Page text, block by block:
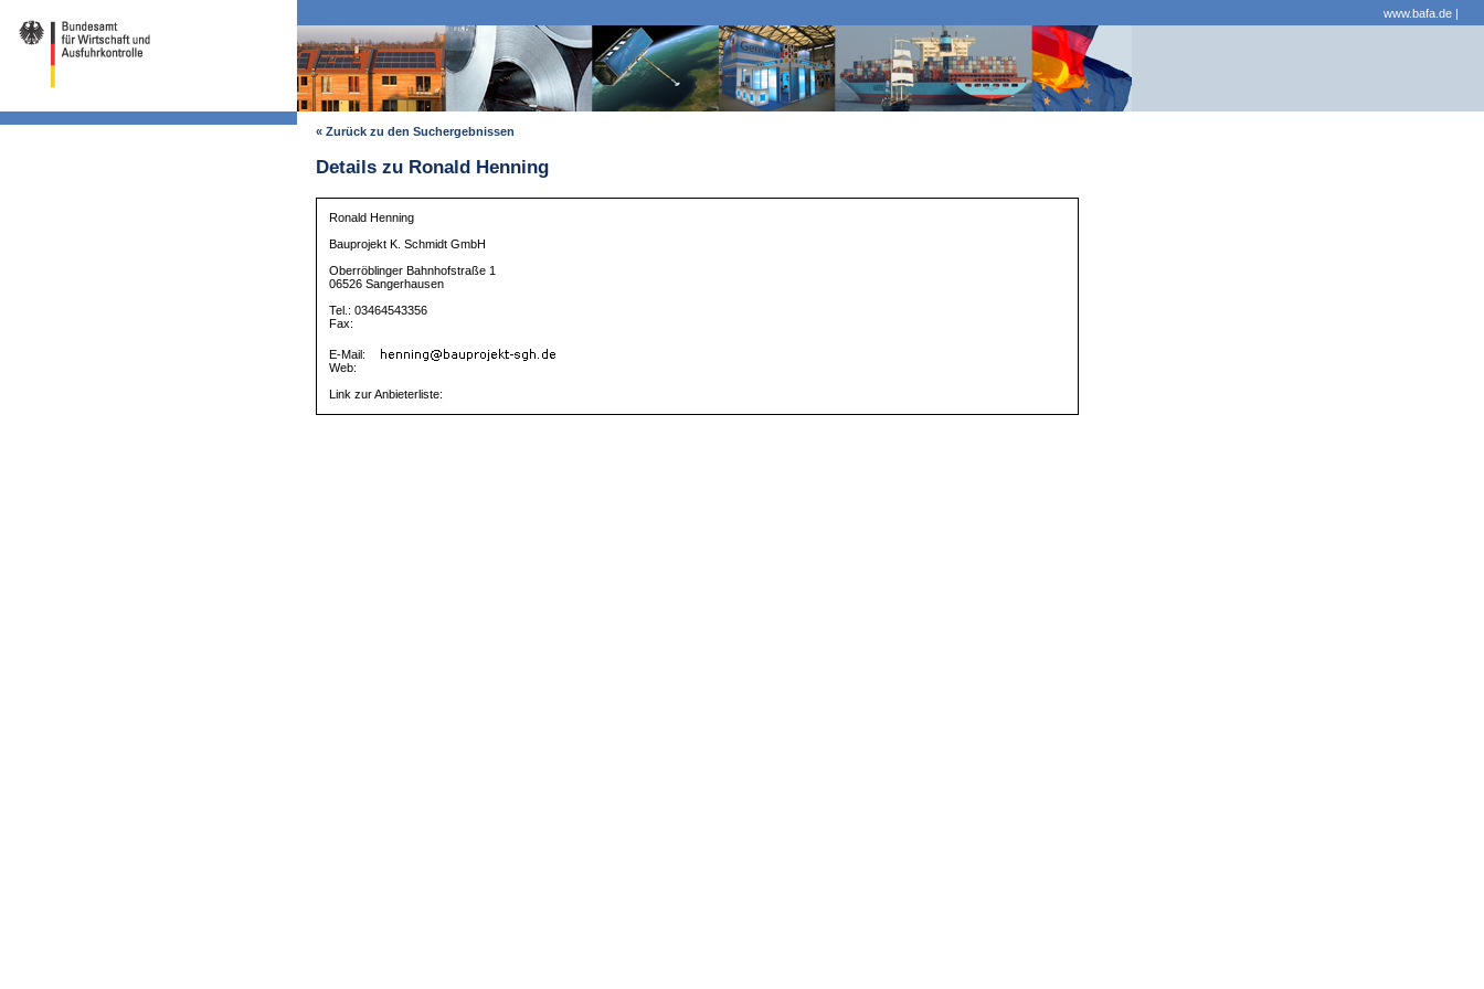
www.bafa.de |
« Zurück zu den Suchergebnissen
Details zu Ronald Henning
Ronald Henning
Bauprojekt K. Schmidt GmbH
Oberröblinger Bahnhofstraße 1
06526 Sangerhausen
Tel.: 03464543356
Fax:
E-Mail:
Web:
Link zur Anbieterliste: